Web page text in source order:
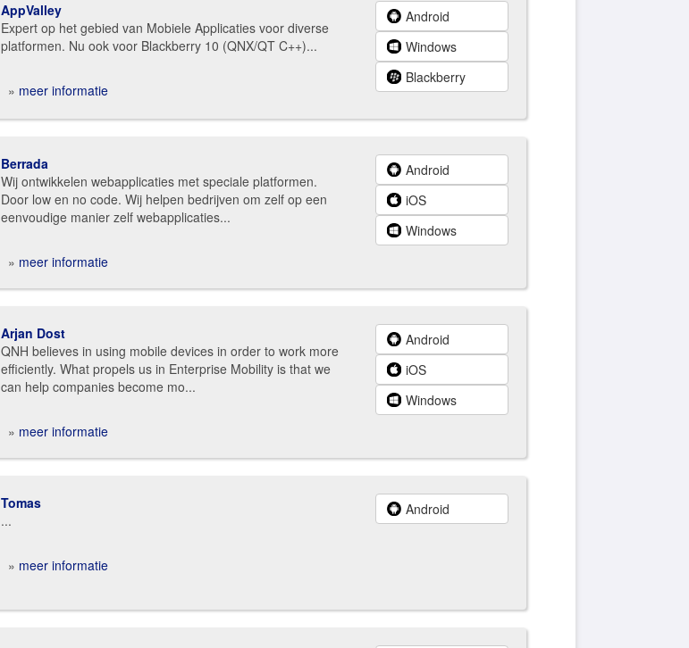
AppValley
Expert op het gebied van Mobiele Applicaties voor diverse
platformen. Nu ook voor Blackberry 10 (QNX/QT C++)...
» meer informatie
Android
Windows
Blackberry
Berrada
Wij ontwikkelen webapplicaties met speciale platformen.
Door low en no code. Wij helpen bedrijven om zelf op een
eenvoudige manier zelf webapplicaties...
» meer informatie
Android
iOS
Windows
Arjan Dost
QNH believes in using mobile devices in order to work more
efficiently. What propels us in Enterprise Mobility is that we
can help companies become mo...
» meer informatie
Android
iOS
Windows
Tomas
...
» meer informatie
Android